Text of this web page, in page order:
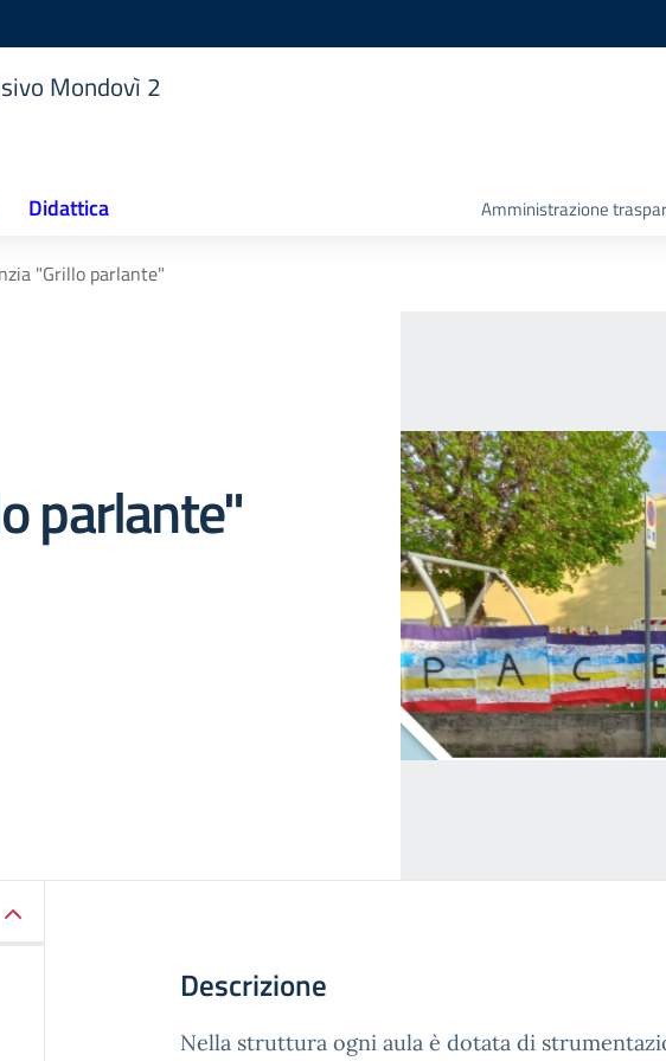
Mondovì 2
Didattica Amministrazione
"Grillo parlante"
parlante"
Descrizione
Nella struttura ogni aula è dotata di